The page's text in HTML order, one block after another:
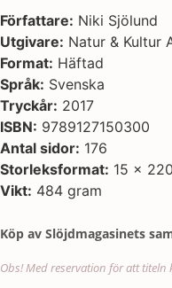
Författare: Niki Sjölund
Utgivare: Natur & Kultur
Format: Häftad
Språk: Svenska
Tryckår: 2017
ISBN: 9789127150300
Antal sidor: 176
Storleksformat: 15 x
Vikt: 484 gram
Köp av Slöjdmagasinets
Obs! Med reservation för att